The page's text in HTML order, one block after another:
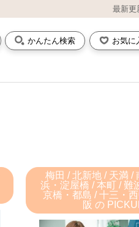
最新更
かんたん検索 お気に
梅田 / 北新地 / 天満 /
浜・淀屋橋 / 本町 / 難
京橋・都島 / 十三・
阪 の